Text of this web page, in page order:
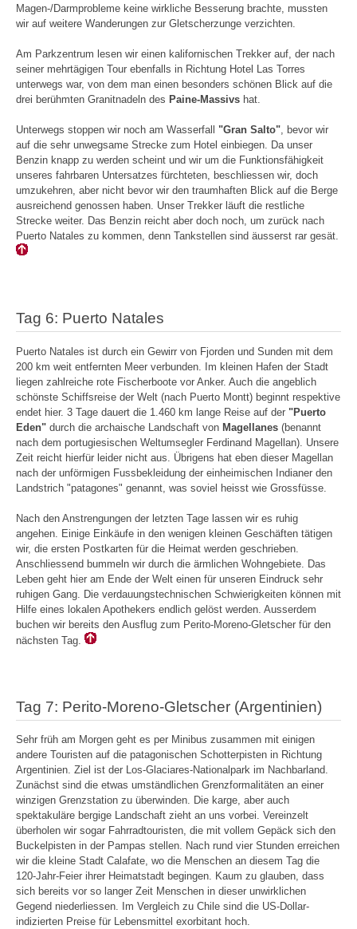
Magen-/Darmprobleme keine wirkliche Besserung brachte, mussten
wir auf weitere Wanderungen zur Gletscherzunge verzichten.
Am Parkzentrum lesen wir einen kalifornischen Trekker auf, der nach
seiner mehrtägigen Tour ebenfalls in Richtung Hotel Las Torres
unterwegs war, von dem man einen besonders schönen Blick auf die
drei berühmten Granitnadeln des Paine-Massivs hat.
Unterwegs stoppen wir noch am Wasserfall "Gran Salto" , bevor wir
auf die sehr unwegsame Strecke zum Hotel einbiegen. Da unser
Benzin knapp zu werden scheint und wir um die Funktionsfähigkeit
unseres fahrbaren Untersatzes fürchteten, beschliessen wir, doch
umzukehren, aber nicht bevor wir den traumhaften Blick auf die Berge
ausreichend genossen haben. Unser Trekker läuft die restliche
Strecke weiter. Das Benzin reicht aber doch noch, um zurück nach
Puerto Natales zu kommen, denn Tankstellen sind äusserst rar gesät.
Tag 6: Puerto Natales
Puerto Natales ist durch ein Gewirr von Fjorden und Sunden mit dem
200 km weit entfernten Meer verbunden. Im kleinen Hafen der Stadt
liegen zahlreiche rote Fischerboote vor Anker. Auch die angeblich
schönste Schiffsreise der Welt (nach Puerto Montt) beginnt respektive
endet hier. 3 Tage dauert die 1.460 km lange Reise auf der "Puerto
Eden" durch die archaische Landschaft von Magellanes (benannt
nach dem portugiesischen Weltumsegler Ferdinand Magellan). Unsere
Zeit reicht hierfür leider nicht aus. Übrigens hat eben dieser Magellan
nach der unförmigen Fussbekleidung der einheimischen Indianer den
Landstrich "patagones" genannt, was soviel heisst wie Grossfüsse.
Nach den Anstrengungen der letzten Tage lassen wir es ruhig
angehen. Einige Einkäufe in den wenigen kleinen Geschäften tätigen
wir, die ersten Postkarten für die Heimat werden geschrieben.
Anschliessend bummeln wir durch die ärmlichen Wohngebiete. Das
Leben geht hier am Ende der Welt einen für unseren Eindruck sehr
ruhigen Gang. Die verdauungstechnischen Schwierigkeiten können mit
Hilfe eines lokalen Apothekers endlich gelöst werden. Ausserdem
buchen wir bereits den Ausflug zum Perito-Moreno-Gletscher für den
nächsten Tag.
Tag 7: Perito-Moreno-Gletscher (Argentinien)
Sehr früh am Morgen geht es per Minibus zusammen mit einigen
andere Touristen auf die patagonischen Schotterpisten in Richtung
Argentinien. Ziel ist der Los-Glaciares-Nationalpark im Nachbarland.
Zunächst sind die etwas umständlichen Grenzformalitäten an einer
winzigen Grenzstation zu überwinden. Die karge, aber auch
spektakuläre bergige Landschaft zieht an uns vorbei. Vereinzelt
überholen wir sogar Fahrradtouristen, die mit vollem Gepäck sich den
Buckelpisten in der Pampas stellen. Nach rund vier Stunden erreichen
wir die kleine Stadt Calafate, wo die Menschen an diesem Tag die
120-Jahr-Feier ihrer Heimatstadt begingen. Kaum zu glauben, dass
sich bereits vor so langer Zeit Menschen in dieser unwirklichen
Gegend niederliessen. Im Vergleich zu Chile sind die US-Dollar-
indizierten Preise für Lebensmittel exorbitant hoch.